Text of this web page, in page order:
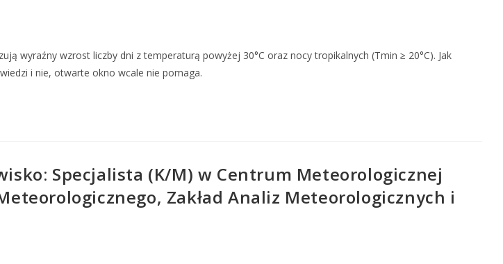
wyraźny wzrost liczby dni z temperaturą powyżej 30°C oraz nocy tropikalnych (Tmin ≥ 20°C). Jak
i nie, otwarte okno wcale nie pomaga.
Specjalista (K/M) w Centrum Meteorologicznej
Zakład Analiz Meteorologicznych i